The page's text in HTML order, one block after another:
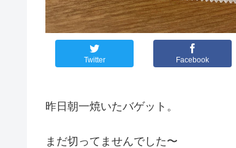
Twitter Facebook
昨日朝一焼いたバゲット。
まだ切ってませんでした〜